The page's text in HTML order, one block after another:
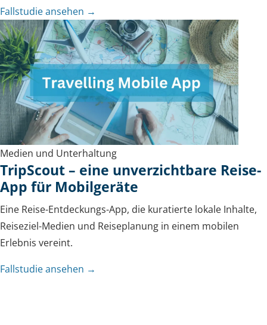
Fallstudie ansehen →
Medien und Unterhaltung
TripScout – eine unverzichtbare Reise-
App für Mobilgeräte
Eine Reise-Entdeckungs-App, die kuratierte lokale Inhalte,
Reiseziel-Medien und Reiseplanung in einem mobilen
Erlebnis vereint.
Fallstudie ansehen →